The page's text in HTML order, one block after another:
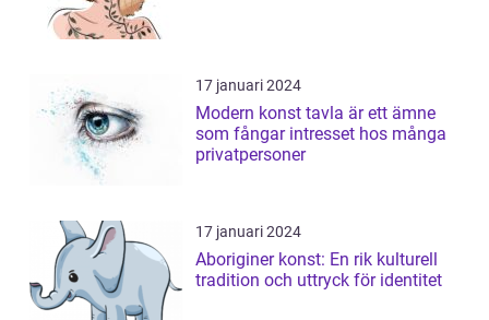
17 januari 2024
Modern konst tavla är ett ämne
som fångar intresset hos många
privatpersoner
17 januari 2024
Aboriginer konst: En rik kulturell
tradition och uttryck för identitet